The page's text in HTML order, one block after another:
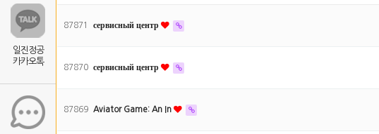
87871 сервисный центр
87870 сервисный центр
87869 Aviator Game: An In
일진정공
카카오톡